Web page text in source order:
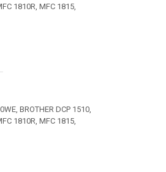
1810R, MFC 1815,
BROTHER DCP 1510,
1810R, MFC 1815,